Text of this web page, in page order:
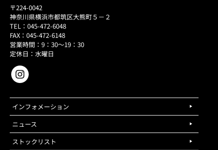
〒224-0042
神奈川県横浜市都筑区大熊町５－２
TEL：045-472-6048
FAX：045-472-6148
営業時間：9：30～19：30
定休日：水曜日
インフォメーション
ニュース
ストックリスト